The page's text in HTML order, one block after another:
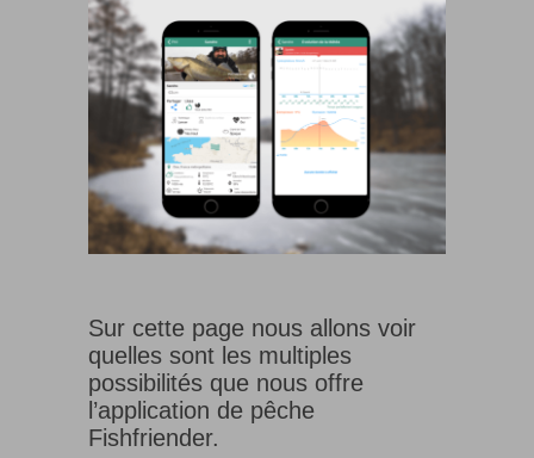
Sur cette page nous allons voir
quelles sont les multiples
possibilités que nous offre
l’application de pêche
Fishfriender.